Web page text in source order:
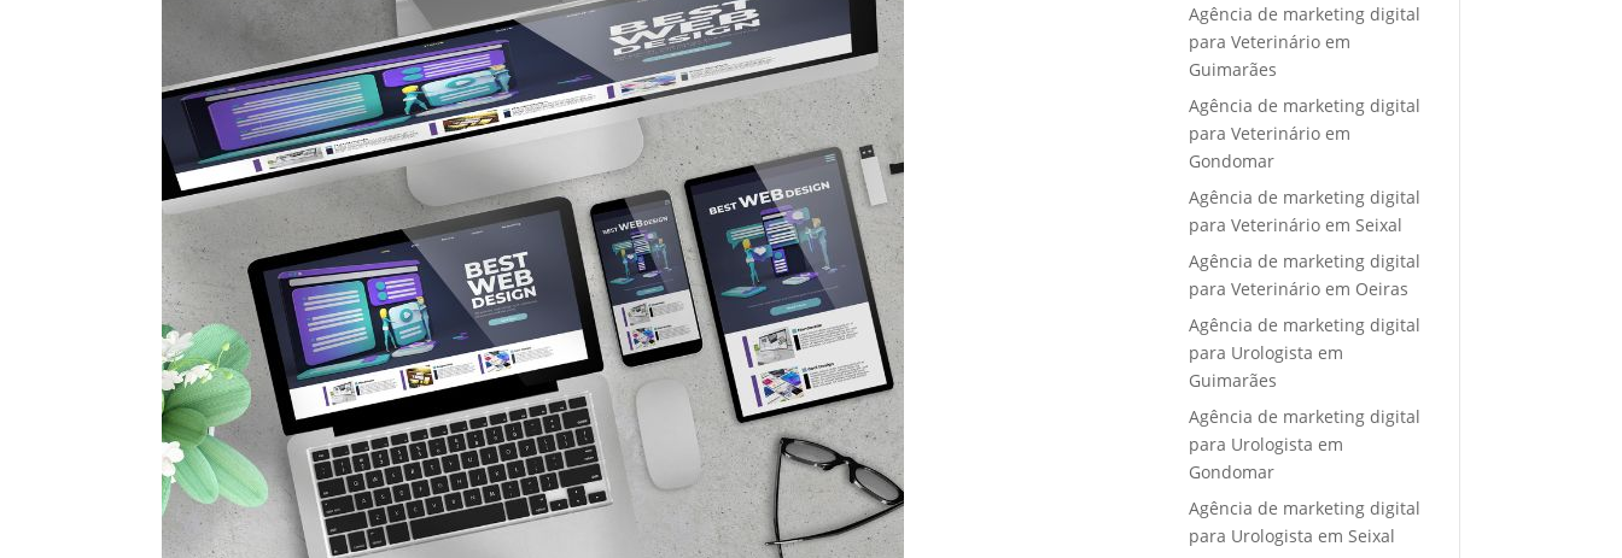
Agência de marketing digital
para Veterinário em
Guimarães
Agência de marketing digital
para Veterinário em
Gondomar
Agência de marketing digital
para Veterinário em Seixal
Agência de marketing digital
para Veterinário em Oeiras
Agência de marketing digital
para Urologista em
Guimarães
Agência de marketing digital
para Urologista em
Gondomar
Agência de marketing digital
para Urologista em Seixal